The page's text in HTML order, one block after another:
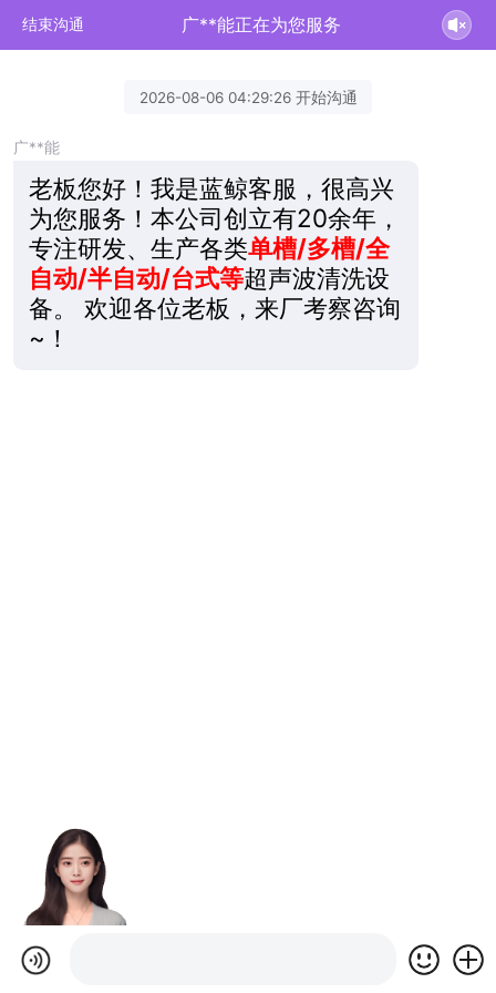
结束沟通 广**能正在为您服务
2026-08-06 04:29:26 开始沟通
广**能
老板您好！我是蓝鲸客服，很高兴
为您服务！本公司创立有20余年，
专注研发、生产各类单槽/多槽/全
自动/半自动/台式等超声波清洗设
备。 欢迎各位老板，来厂考察咨询
~！